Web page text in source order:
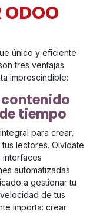
ODOO
único y eficiente
tres ventajas
imprescindible:
tiempo
para crear,
lectores. Olvídate
interfaces
automatizadas
a gestionar tu
de tus
importa: crear